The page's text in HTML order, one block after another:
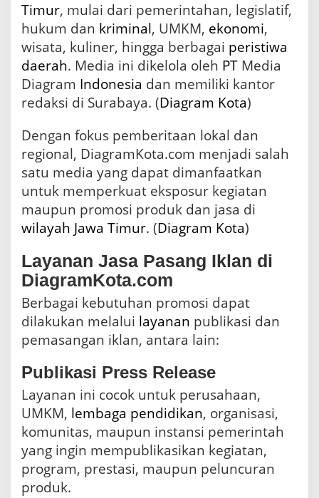
Timur, mulai dari pemerintahan, legislatif,
hukum dan kriminal, UMKM, ekonomi,
wisata, kuliner, hingga berbagai peristiwa
daerah. Media ini dikelola oleh PT Media
Diagram Indonesia dan memiliki kantor
redaksi di Surabaya. (Diagram Kota)
Dengan fokus pemberitaan lokal dan
regional, DiagramKota.com menjadi salah
satu media yang dapat dimanfaatkan
untuk memperkuat eksposur kegiatan
maupun promosi produk dan jasa di
wilayah Jawa Timur. (Diagram Kota)
Layanan Jasa Pasang Iklan di
DiagramKota.com
Berbagai kebutuhan promosi dapat
dilakukan melalui layanan publikasi dan
pemasangan iklan, antara lain:
Publikasi Press Release
Layanan ini cocok untuk perusahaan,
UMKM, lembaga pendidikan, organisasi,
komunitas, maupun instansi pemerintah
yang ingin mempublikasikan kegiatan,
program, prestasi, maupun peluncuran
produk.